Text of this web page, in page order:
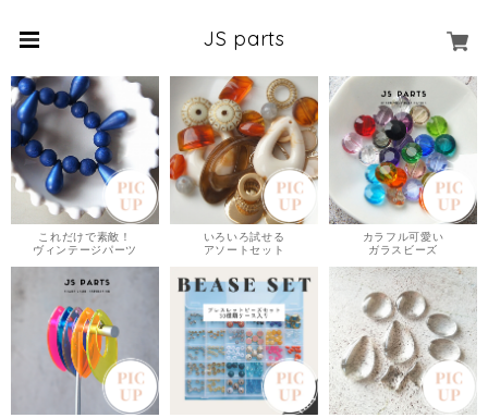
JS parts
これだけで素敵！
ヴィンテージパーツ
いろいろ試せる
アソートセット
カラフル可愛い
ガラスビーズ